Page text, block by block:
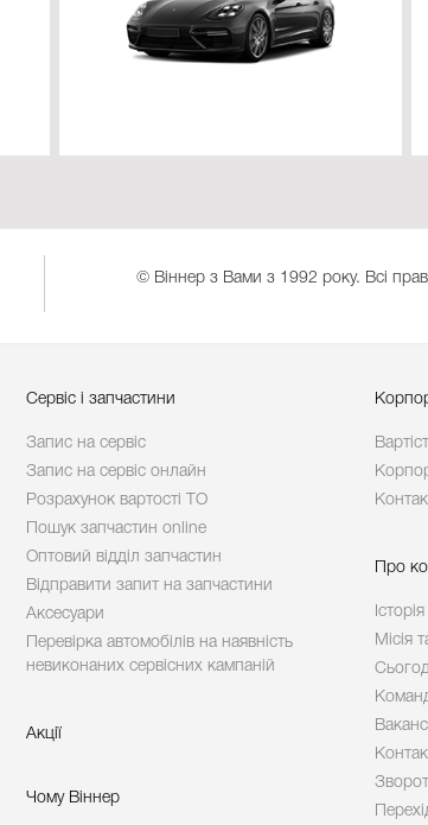
© Віннер з Вами з 1992 року. Всі
Сервіс і запчастини
Запис на сервіс
Запис на сервіс онлайн
Розрахунок вартості ТО
Пошук запчастин online
Оптовий відділ запчастин
Відправити запит на запчастини
Аксесуари
Перевірка автомобілів на наявність
невиконаних сервісних кампаній
Акції
Чому Віннер
Про
Історія
Місія